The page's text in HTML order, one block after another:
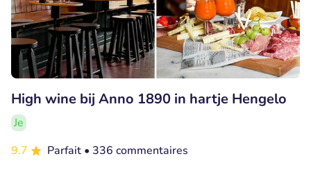
High wine bij Anno 1890 in hartje Hengelo
Je
9.7
Parfait • 336 commentaires